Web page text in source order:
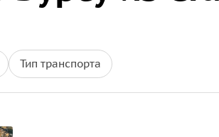
Тип транспорта